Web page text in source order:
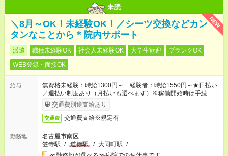
未読
NEW
＼8月～OK！未経験OK！／シーツ交換などカン
タンなことから＊院内サポート
派遣 職種未経験OK 社会人未経験OK 大学生歓迎
ブランクOK
WEB登録・面接OK
給与
無資格未経験：時給1300円～ 経験者：時給1550円～★日払い
／週払い制度あり（月払いも選べます）※稼働開始時は手続き完
了次第のお支払いとなります。
交通費別途支給あり
交通費 交通費支給※規定有
勤務地
名古屋市南区
笠寺駅 / 道徳駅 / 大同町駅 / …